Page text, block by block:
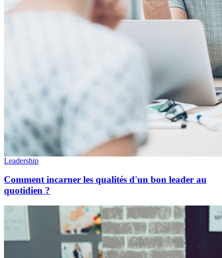
Leadership
Comment incarner les qualités d'un bon leader au
quotidien ?